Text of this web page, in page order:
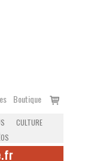
Boutique
Voir
CULTURE